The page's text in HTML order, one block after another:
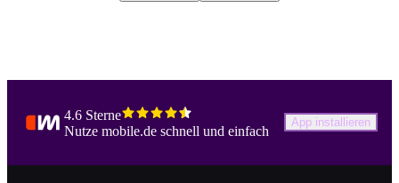
4.6 Sterne
Nutze mobile.de schnell und einfach
App installieren